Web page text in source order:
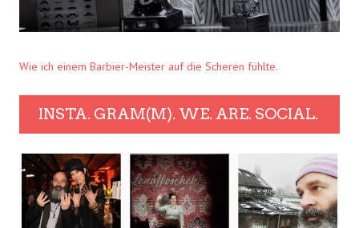
Wie ich einem Barbier-Meister auf die Scheren fühlte.
INSTA. GRAM(M). WE. ARE. SOCIAL.